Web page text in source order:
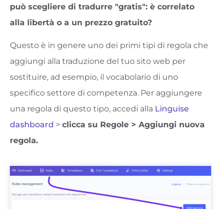
può scegliere di tradurre "gratis": è correlato
alla libertà o a un prezzo gratuito?
Questo è in genere uno dei primi tipi di regola che
aggiungi alla traduzione del tuo sito web per
sostituire, ad esempio, il vocabolario di uno
specifico settore di competenza. Per aggiungere
una regola di questo tipo, accedi alla Linguise
dashboard > clicca su Regole > Aggiungi nuova
regola.